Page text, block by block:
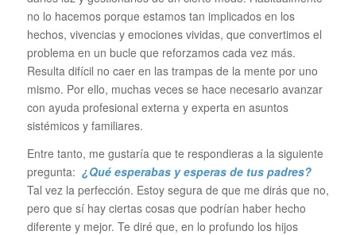
no lo hacemos porque estamos tan implicados en los
hechos, vivencias y emociones vividas, que convertimos el
problema en un bucle que reforzamos cada vez más.
Resulta difícil no caer en las trampas de la mente por uno
mismo. Por ello, muchas veces se hace necesario avanzar
con ayuda profesional externa y experta en asuntos
sistémicos y familiares.
Entre tanto, me gustaría que te respondieras a la siguiente
pregunta: ¿Qué esperabas y esperas de tus padres?
Tal vez la perfección. Estoy segura de que me dirás que no,
pero que sí hay ciertas cosas que podrían haber hecho
diferente y mejor. Te diré que, en lo profundo los hijos